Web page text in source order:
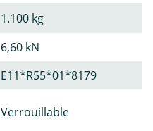
1.100 kg
6,60 kN
E11*R55*01*8179
Verrouillable